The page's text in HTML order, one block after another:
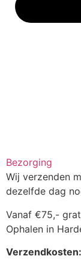
Bezorging
Wij verzenden
dezelfde dag
Vanaf €75,-
Ophalen in
Verzendkosten: